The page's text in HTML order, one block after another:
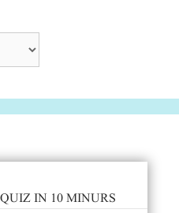
IN 10 MINURS